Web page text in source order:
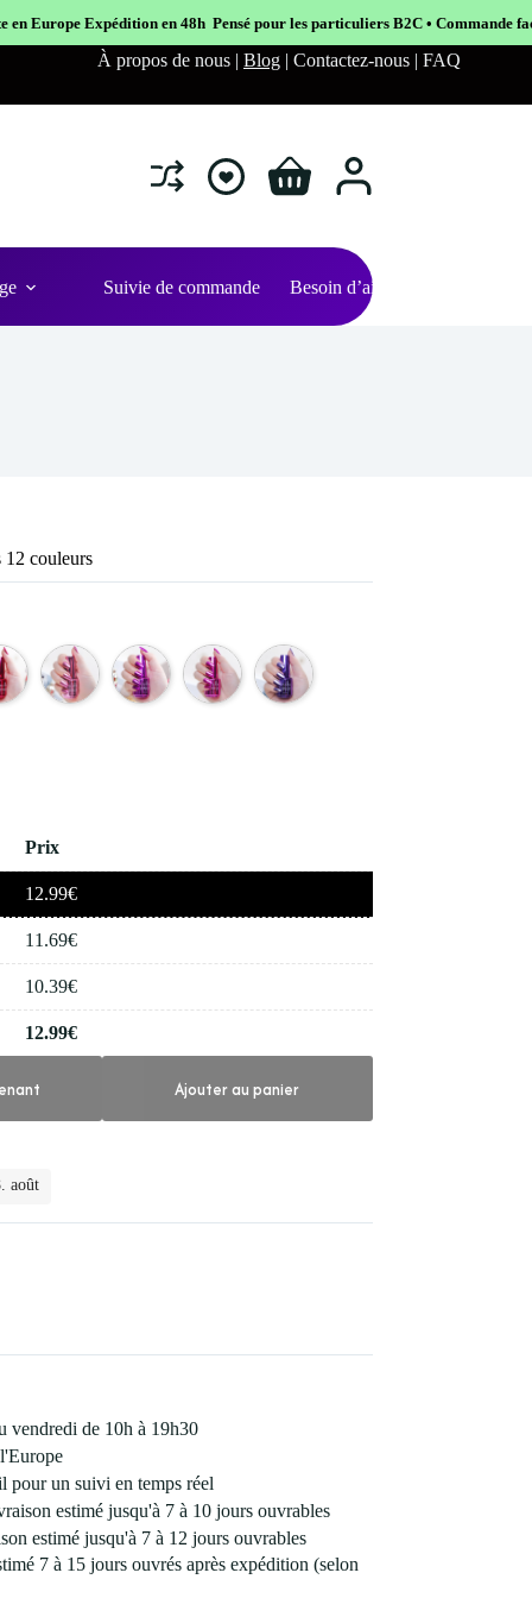
Pensé pour les particuliers B2C • Commande facile et sécurisé
À propos de nous | Blog | Contactez-nous | FAQ
Shopping
Suivie de commande Besoin d’aide ?
couleurs
Prix
12.99€
11.69€
10.39€
12.99€
Ajouter au panier
août
vendredi de 10h à 19h30
pour un suivi en temps réel
estimé jusqu'à 7 à 10 jours ouvrables
estimé jusqu'à 7 à 12 jours ouvrables
7 à 15 jours ouvrés après expédition (selon